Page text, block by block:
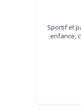
Sportif et
enfance,